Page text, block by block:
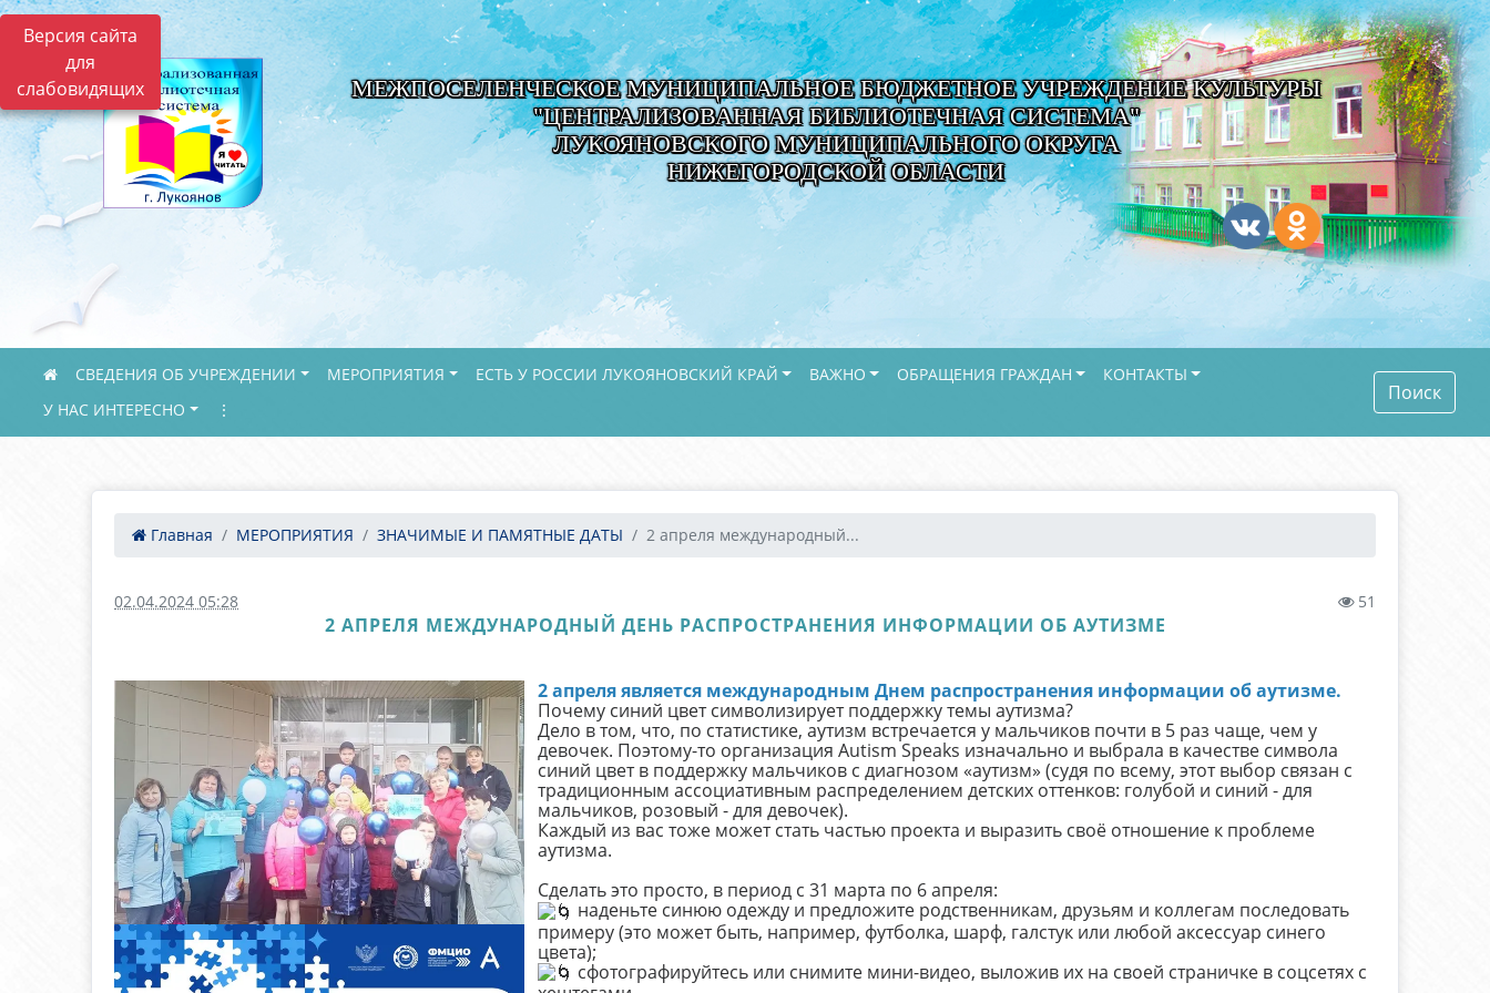
Версия сайта
для
слабовидящих
МЕЖПОСЕЛЕНЧЕСКОЕ МУНИЦИПАЛЬНОЕ БЮДЖЕТНОЕ УЧРЕЖДЕНИЕ КУЛЬТУРЫ
"ЦЕНТРАЛИЗОВАННАЯ БИБЛИОТЕЧНАЯ СИСТЕМА"
ЛУКОЯНОВСКОГО МУНИЦИПАЛЬНОГО ОКРУГА
НИЖЕГОРОДСКОЙ ОБЛАСТИ
СВЕДЕНИЯ ОБ УЧРЕЖДЕНИИ МЕРОПРИЯТИЯ ЕСТЬ У РОССИИ ЛУКОЯНОВСКИЙ КРАЙ ВАЖНО ОБРАЩЕНИЯ ГРАЖДАН
КОНТАКТЫ
У НАС ИНТЕРЕСНО
⋮
Поиск
Главная МЕРОПРИЯТИЯ ЗНАЧИМЫЕ И ПАМЯТНЫЕ ДАТЫ 2 апреля международный...
02.04.2024 05:28 51
2 АПРЕЛЯ МЕЖДУНАРОДНЫЙ ДЕНЬ РАСПРОСТРАНЕНИЯ ИНФОРМАЦИИ ОБ АУТИЗМЕ
2 апреля является международным Днем распространения информации об аутизме.
Почему синий цвет символизирует поддержку темы аутизма?
Дело в том, что, по статистике, аутизм встречается у мальчиков почти в 5 раз чаще, чем у
девочек. Поэтому-то организация Autism Speaks изначально и выбрала в качестве символа
синий цвет в поддержку мальчиков с диагнозом «аутизм» (судя по всему, этот выбор связан с
традиционным ассоциативным распределением детских оттенков: голубой и синий - для
мальчиков, розовый - для девочек).
Каждый из вас тоже может стать частью проекта и выразить своё отношение к проблеме
аутизма.
Сделать это просто, в период с 31 марта по 6 апреля:
наденьте синюю одежду и предложите родственникам, друзьям и коллегам последовать
примеру (это может быть, например, футболка, шарф, галстук или любой аксессуар синего
цвета);
сфотографируйтесь или снимите мини-видео, выложив их на своей страничке в соцсетях с